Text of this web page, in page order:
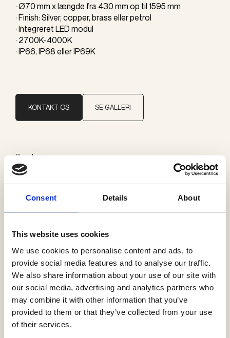
Consent Details About
This website uses cookies
We use cookies to personalise content and ads, to
provide social media features and to analyse our traffic.
We also share information about your use of our site with
our social media, advertising and analytics partners who
may combine it with other information that you’ve
provided to them or that they’ve collected from your use
of their services.
· Ø70 mm x længde fra 430 mm op til 1595 mm
· Finish: Silver, copper, brass eller petrol
· Integreret LED modul
· 2700K-4000K
· IP66, IP68 eller IP69K
KONTAKT OS SE GALLERI
Brand
Sammode
Profiler
Udelys loft
Se flere produkter